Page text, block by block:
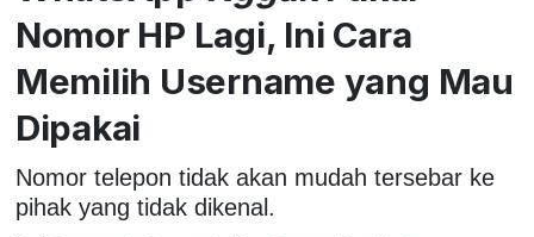
Nomor HP Lagi, Ini Cara
Memilih Username yang Mau
Dipakai
Nomor telepon tidak akan mudah tersebar ke
pihak yang tidak dikenal.